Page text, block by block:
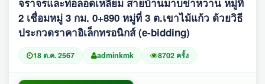
จราจรและท่อลอดเหลี่ยม สายบ้านมาบข่าหวาน หมู่ที่
2 เชื่อมหมู่ 3 กม. 0+890 หมู่ที่ 3 ต.เขาไม้แก้ว ด้วยวิธี
ประกวดราคาอิเล็กทรอนิกส์ (e-bidding)
18 ต.ค. 2567 adminkmk 8702 ครั้ง